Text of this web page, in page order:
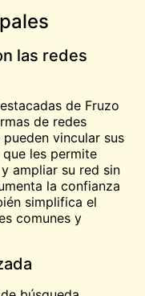
las redes
de Fruzo
de redes
vincular sus
les permite
ampliar su red sin
la confianza
simplifica el
comunes y